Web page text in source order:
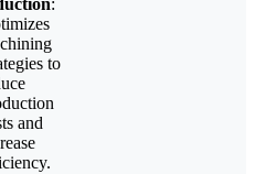
:
to
and